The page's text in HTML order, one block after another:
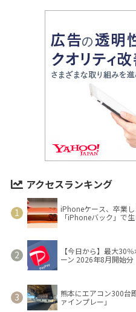
アクセスランキング
iPhoneケース、卒業
「iPhoneバック」で生
【今日から】最大30
ーン 2026年8月開始分
熊本にエアコン300台
ァインプレー」